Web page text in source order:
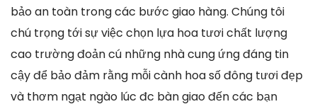
bảo an toàn trong các bước giao hàng. Chúng tôi
chú trọng tới sự việc chọn lựa hoa tươi chất lượng
cao trường đoản cú những nhà cung ứng đáng tin
cậy để bảo đảm rằng mỗi cành hoa số đông tươi đẹp
và thơm ngạt ngào lúc đc bàn giao đến các bạn